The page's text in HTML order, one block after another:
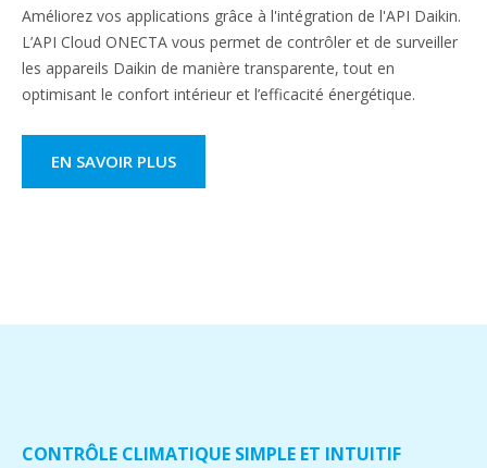
Améliorez vos applications grâce à l'intégration de l'API Daikin.
L’API Cloud ONECTA vous permet de contrôler et de surveiller
les appareils Daikin de manière transparente, tout en
optimisant le confort intérieur et l’efficacité énergétique.
EN SAVOIR PLUS
CONTRÔLE CLIMATIQUE SIMPLE ET INTUITIF